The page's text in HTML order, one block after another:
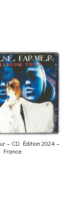
– CD Édition 2024 –
France